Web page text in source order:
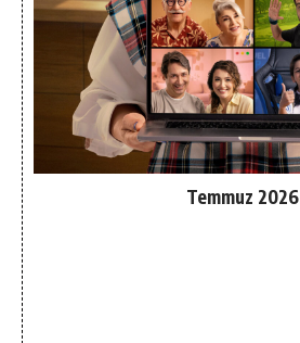
Temmuz 2026